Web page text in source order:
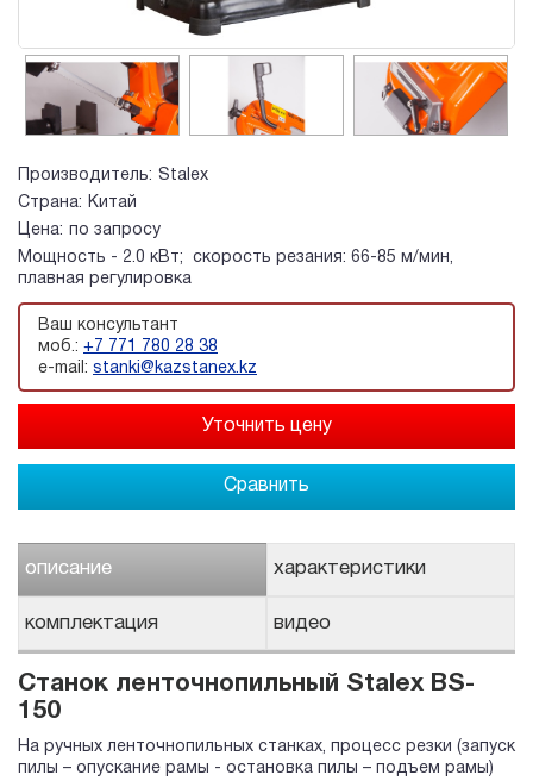
Производитель: Stalex
Страна:
Китай
Цена:
по запросу
Мощность - 2.0 кВт; скорость резания: 66-85 м/мин,
плавная регулировка
Ваш консультант
моб.: +7 771 780 28 38
e-mail: stanki@kazstanex.kz
Сравнить
описание характеристики
комплектация видео
Станок ленточнопильный Stalex BS-
150
На ручных ленточнопильных станках, процесс резки (запуск
пилы – опускание рамы - остановка пилы – подъем рамы)